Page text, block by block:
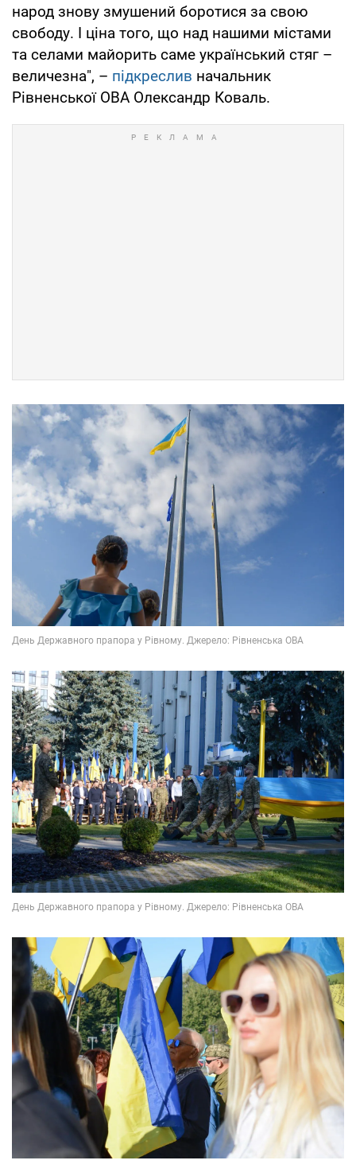
народ знову змушений боротися за свою
свободу. І ціна того, що над нашими містами
та селами майорить саме український стяг –
величезна", – підкреслив начальник
Рівненської ОВА Олександр Коваль.